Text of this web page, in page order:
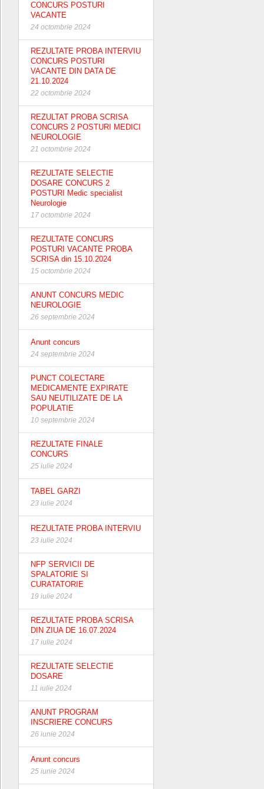
CONCURS POSTURI
VACANTE
24 octombrie 2024
REZULTATE PROBA INTERVIU
CONCURS POSTURI
VACANTE DIN DATA DE
21.10.2024
22 octombrie 2024
REZULTAT PROBA SCRISA
CONCURS 2 POSTURI MEDICI
NEUROLOGIE
21 octombrie 2024
REZULTATE SELECTIE
DOSARE CONCURS 2
POSTURI Medic specialist
Neurologie
17 octombrie 2024
REZULTATE CONCURS
POSTURI VACANTE PROBA
SCRISA din 15.10.2024
15 octombrie 2024
ANUNT CONCURS MEDIC
NEUROLOGIE
26 septembrie 2024
Anunt concurs
24 septembrie 2024
PUNCT COLECTARE
MEDICAMENTE EXPIRATE
SAU NEUTILIZATE DE LA
POPULATIE
10 septembrie 2024
REZULTATE FINALE
CONCURS
25 iulie 2024
TABEL GARZI
23 iulie 2024
REZULTATE PROBA INTERVIU
23 iulie 2024
NFP SERVICII DE
SPALATORIE SI
CURATATORIE
19 iulie 2024
REZULTATE PROBA SCRISA
DIN ZIUA DE 16.07.2024
17 iulie 2024
REZULTATE SELECTIE
DOSARE
11 iulie 2024
ANUNT PROGRAM
INSCRIERE CONCURS
26 iunie 2024
Anunt concurs
25 iunie 2024